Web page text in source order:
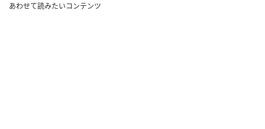
あわせて読みたいコンテンツ